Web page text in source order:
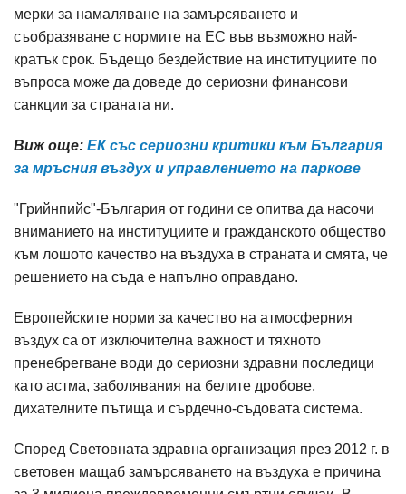
мерки за намаляване на замърсяването и
съобразяване с нормите на ЕС във възможно най-
кратък срок. Бъдещо бездействие на институциите по
въпроса може да доведе до сериозни финансови
санкции за страната ни.
Виж още: ЕК със сериозни критики към България
за мръсния въздух и управлението на паркове
"Грийнпийс"-България от години се опитва да насочи
вниманието на институциите и гражданското общество
към лошото качество на въздуха в страната и смята, че
решението на съда е напълно оправдано.
Европейските норми за качество на атмосферния
въздух са от изключителна важност и тяхното
пренебрегване води до сериозни здравни последици
като астма, заболявания на белите дробове,
дихателните пътища и сърдечно-съдовата система.
Според Световната здравна организация през 2012 г. в
световен мащаб замърсяването на въздуха е причина